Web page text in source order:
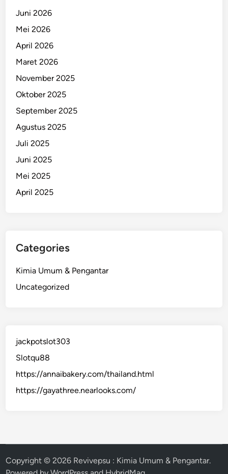
Juni 2026
Mei 2026
April 2026
Maret 2026
November 2025
Oktober 2025
September 2025
Agustus 2025
Juli 2025
Juni 2025
Mei 2025
April 2025
Categories
Kimia Umum & Pengantar
Uncategorized
jackpotslot303
Slotqu88
https://annaibakery.com/thailand.html
https://gayathree.nearlooks.com/
Copyright © 2026 Revivepsu : Kimia Umum & Pengantar.